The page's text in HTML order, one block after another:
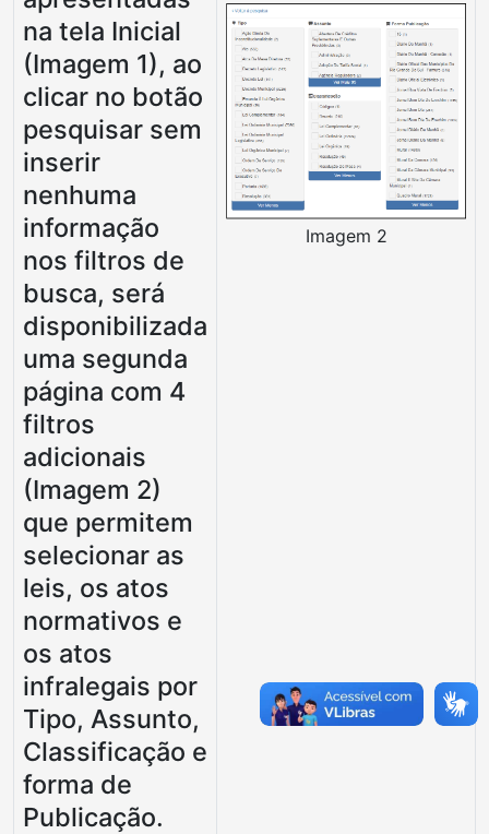
na tela Inicial
(Imagem 1), ao
clicar no botão
pesquisar sem
inserir
nenhuma
informação
nos filtros de
busca, será
disponibilizada
uma segunda
página com 4
filtros
adicionais
(Imagem 2)
que permitem
selecionar as
leis, os atos
normativos e
os atos
infralegais por
Tipo, Assunto,
Classificação e
forma de
Publicação.
Imagem 2